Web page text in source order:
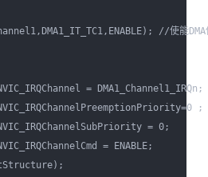
//使能
= DMA1_Channel1_IRQn;
;
= 0;
= ENABLE;